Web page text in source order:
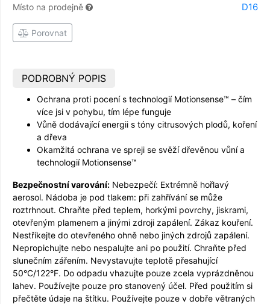
Místo na prodejně
D16
Porovnat
PODROBNÝ POPIS
Ochrana proti pocení s technologií Motionsense™ – čím
více jsi v pohybu, tím lépe funguje
Vůně dodávající energii s tóny citrusových plodů, koření
a dřeva
Okamžitá ochrana ve spreji se svěží dřevěnou vůní a
technologií Motionsense™
Bezpečnostní varování: Nebezpečí: Extrémně hořlavý
aerosol. Nádoba je pod tlakem: při zahřívání se může
roztrhnout. Chraňte před teplem, horkými povrchy, jiskrami,
otevřeným plamenem a jinými zdroji zapálení. Zákaz kouření.
Nestříkejte do otevřeného ohně nebo jiných zdrojů zapálení.
Nepropichujte nebo nespalujte ani po použití. Chraňte před
slunečním zářením. Nevystavujte teplotě přesahující
50°C/122°F. Do odpadu vhazujte pouze zcela vyprázdněnou
lahev. Používejte pouze pro stanovený účel. Před použitím si
přečtěte údaje na štítku. Používejte pouze v dobře větraných